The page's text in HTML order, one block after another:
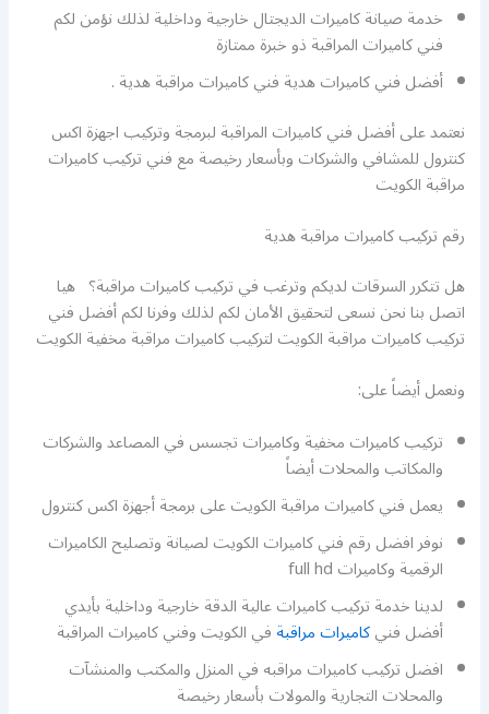
خدمة صيانة كاميرات الديجتال خارجية وداخلية لذلك نؤمن لكم
فني كاميرات المراقبة ذو خبرة ممتازة
أفضل فني كاميرات هدية فني كاميرات مراقبة هدية .
نعتمد على أفضل فني كاميرات المراقبة لبرمجة وتركيب اجهزة اكس
كنترول للمشافي والشركات وبأسعار رخيصة مع فني تركيب كاميرات
مراقبة الكويت
رقم تركيب كاميرات مراقبة هدية
هل تتكرر السرقات لديكم وترغب في تركيب كاميرات مراقبة؟ هيا
اتصل بنا نحن نسعى لتحقيق الأمان لكم لذلك وفرنا لكم أفضل فني
تركيب كاميرات مراقبة الكويت لتركيب كاميرات مراقبة مخفية الكويت
ونعمل أيضاً على:
تركيب كاميرات مخفية وكاميرات تجسس في المصاعد والشركات
والمكاتب والمحلات أيضاً
يعمل فني كاميرات مراقبة الكويت على برمجة أجهزة اكس كنترول
نوفر افضل رقم فني كاميرات الكويت لصيانة وتصليح الكاميرات
الرقمية وكاميرات full hd
لدينا خدمة تركيب كاميرات عالية الدقة خارجية وداخلية بأيدي
أفضل فنيكاميرات مراقبةفي الكويت وفني كاميرات المراقبة
افضل تركيب كاميرات مراقبه في المنزل والمكتب والمنشآت
والمحلات التجارية والمولات بأسعار رخيصة